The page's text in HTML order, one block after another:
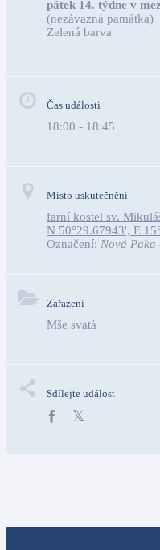
pátek 14. týdne v
(nezávazná památka)
Čas události
18:00 - 18:45
Místo uskutečnění
farní kostel sv.
N 50°29.67943', E
Označení: Nová
Zařazení
Mše svatá
Sdílejte událost